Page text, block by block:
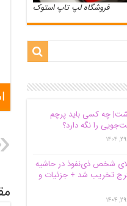
فروشگاه لپ تاپ استوک
‌چه کسی باید پرچم
را نگه دارد؟
شخص ذی‌نفوذ در حاشیه‌
تخریب شد + جزئیات و